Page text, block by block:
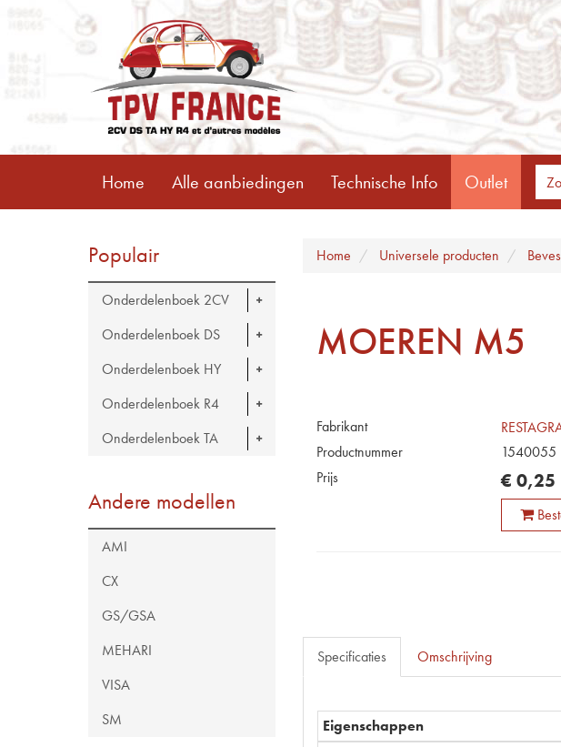
Home Alle aanbiedingen Technische Info Outlet
Populair
Onderdelenboek 2CV
Onderdelenboek DS
Onderdelenboek HY
Onderdelenboek R4
Onderdelenboek TA
Andere modellen
AMI
CX
GS/GSA
MEHARI
VISA
SM
Home Universele producten
MOEREN M5
Fabrikant
Productnummer
1540055
Prijs
€ 0,25
Specificaties Omschrijving
Eigenschappen